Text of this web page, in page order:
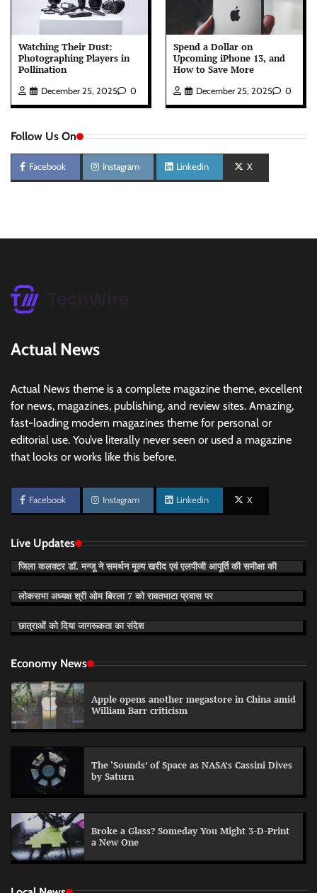
Watching Their Dust:
Photographing Players in
Pollination
December 25, 2025 0
Spend a Dollar on
Upcoming iPhone 13, and
How to Save More
December 25, 2025 0
Follow Us On
Facebook Instagram Linkedin X
Actual News
Actual News theme is a complete magazine theme, excellent
for news, magazines, publishing, and review sites. Amazing,
fast-loading modern magazines theme for personal or
editorial use. You’ve literally never seen or used a magazine
that looks or works like this before.
Facebook Instagram Linkedin X
Live Updates
जिला कलक्टर डॉ. मन्जू ने समर्थन मूल्य खरीद एवं एलपीजी आपूर्ति की समीक्षा की
लोकसभा अध्यक्ष श्री ओम बिरला 7 को रावतभाटा प्रवास पर
छात्राओं को दिया जागरूकता का संदेश
Economy News
Apple opens another megastore in China amid
William Barr criticism
The ‘Sounds’ of Space as NASA’s Cassini Dives
by Saturn
Broke a Glass? Someday You Might 3-D-Print
a New One